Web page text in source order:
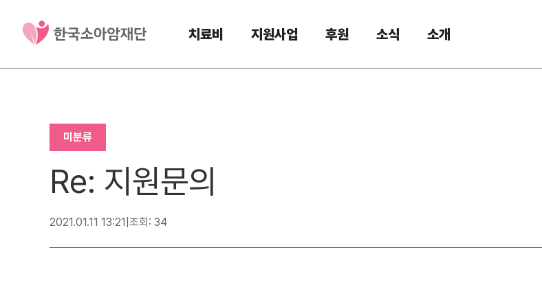
치료비 지원사업 후원 소식 소개
미분류
Re: 지원문의
2021.01.11 13:21 조회: 34